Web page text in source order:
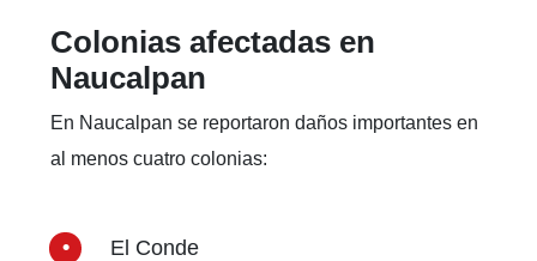
Colonias afectadas en
Naucalpan
En Naucalpan se reportaron daños importantes en
al menos cuatro colonias:
El Conde